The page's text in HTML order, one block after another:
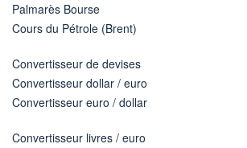
Palmarès Bourse
Cours du Pétrole (Brent)
Convertisseur de devises
Convertisseur dollar / euro
Convertisseur euro / dollar
Convertisseur livres / euro